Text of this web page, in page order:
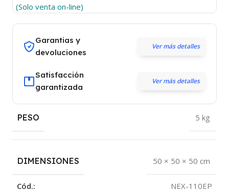
(Solo venta on-line)
Garantias y
devoluciones
Ver más detalles
Satisfacción
garantizada
Ver más detalles
PESO 5 kg
DIMENSIONES 50 × 50 × 50 cm
Cód.:
NEX-110EP